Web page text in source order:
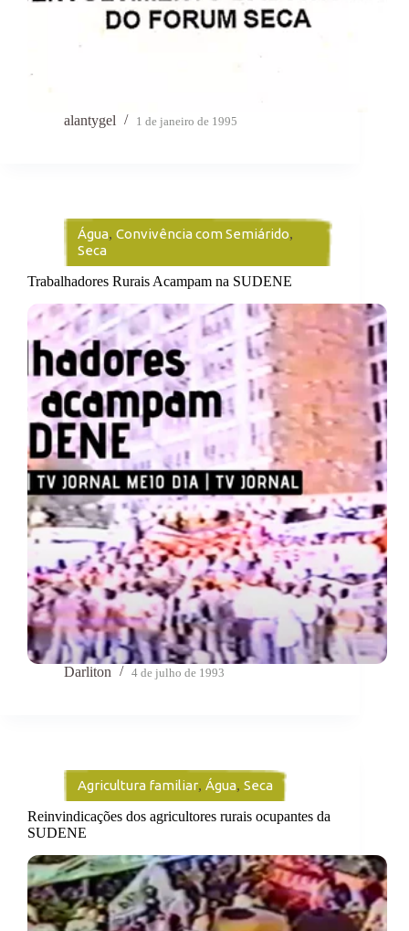
alantygel 1 de janeiro de 1995
Água, Convivência com Semiárido,
Seca
Trabalhadores Rurais Acampam na SUDENE
Darliton 4 de julho de 1993
Agricultura familiar, Água, Seca
Reinvindicações dos agricultores rurais ocupantes da
SUDENE